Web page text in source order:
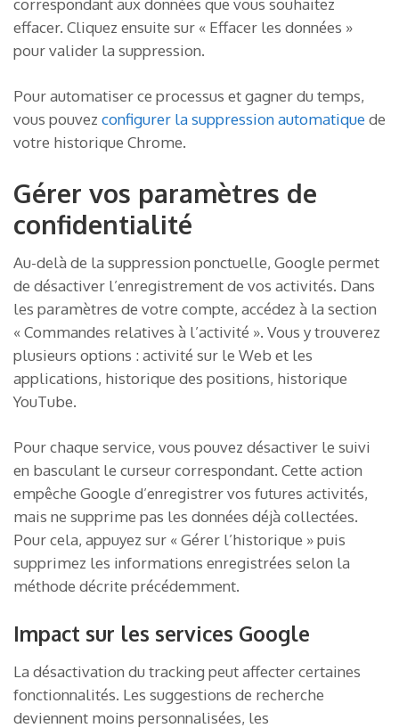
effacer. Cliquez ensuite sur « Effacer les données »
pour valider la suppression.
Pour automatiser ce processus et gagner du temps,
vous pouvez configurer la suppression automatiquede
votre historique Chrome.
Gérer vos paramètres de
confidentialité
Au-delà de la suppression ponctuelle, Google permet
de désactiver l’enregistrement de vos activités. Dans
les paramètres de votre compte, accédez à la section
« Commandes relatives à l’activité ». Vous y trouverez
plusieurs options : activité sur le Web et les
applications, historique des positions, historique
YouTube.
Pour chaque service, vous pouvez désactiver le suivi
en basculant le curseur correspondant. Cette action
empêche Google d’enregistrer vos futures activités,
mais ne supprime pas les données déjà collectées.
Pour cela, appuyez sur « Gérer l’historique » puis
supprimez les informations enregistrées selon la
méthode décrite précédemment.
Impact sur les services Google
La désactivation du tracking peut affecter certaines
fonctionnalités. Les suggestions de recherche
deviennent moins personnalisées, les